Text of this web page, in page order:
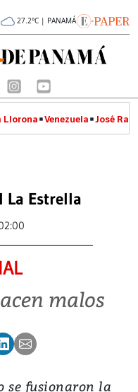
27.2°C | PANAMÁ
Llorona Venezuela José
La Estrella
malos
se fusionaron la